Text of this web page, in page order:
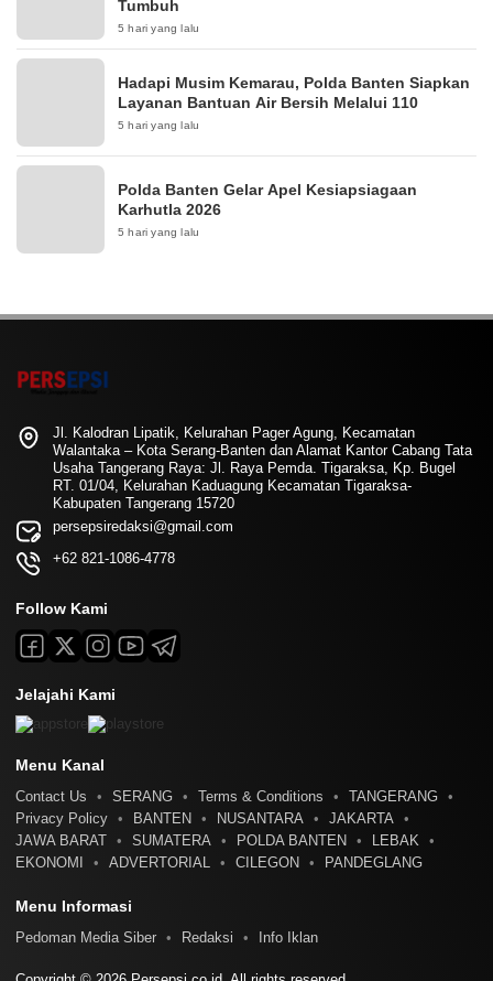
Tumbuh
5 hari yang lalu
Hadapi Musim Kemarau, Polda Banten Siapkan
Layanan Bantuan Air Bersih Melalui 110
5 hari yang lalu
Polda Banten Gelar Apel Kesiapsiagaan
Karhutla 2026
5 hari yang lalu
Jl. Kalodran Lipatik, Kelurahan Pager Agung, Kecamatan
Walantaka – Kota Serang-Banten dan Alamat Kantor Cabang Tata
Usaha Tangerang Raya: Jl. Raya Pemda. Tigaraksa, Kp. Bugel
RT. 01/04, Kelurahan Kaduagung Kecamatan Tigaraksa-
Kabupaten Tangerang 15720
persepsiredaksi@gmail.com
+62 821-1086-4778
Follow Kami
Jelajahi Kami
Menu Kanal
Contact Us SERANG Terms & Conditions
TANGERANG
Privacy Policy
BANTEN NUSANTARA
JAKARTA
JAWA BARAT
SUMATERA POLDA BANTEN
LEBAK
EKONOMI
ADVERTORIAL CILEGON PANDEGLANG
Menu Informasi
Pedoman Media Siber Redaksi Info Iklan